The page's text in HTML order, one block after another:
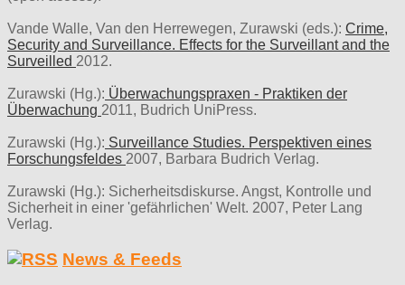
Vande Walle, Van den Herrewegen, Zurawski (eds.): Crime,
Security and Surveillance. Effects for the Surveillant and the
Surveilled 2012.
Zurawski (Hg.): Überwachungspraxen - Praktiken der
Überwachung 2011, Budrich UniPress.
Zurawski (Hg.): Surveillance Studies. Perspektiven eines
Forschungsfeldes 2007, Barbara Budrich Verlag.
Zurawski (Hg.): Sicherheitsdiskurse. Angst, Kontrolle und
Sicherheit in einer 'gefährlichen' Welt. 2007, Peter Lang
Verlag.
News & Feeds